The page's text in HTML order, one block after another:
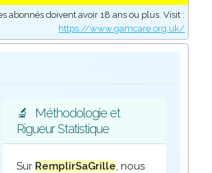
abonnés doivent avoir 18 ans ou plus. Visit :
https://www.gamcare.org.uk/
🔬
Méthodologie et
Rigueur Statistique
Sur RemplirSaGrille, nous